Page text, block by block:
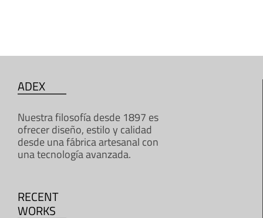
ADEX
Nuestra filosofía desde 1897 es
ofrecer diseño, estilo y calidad
desde una fábrica artesanal con
una tecnología avanzada.
RECENT
WORKS